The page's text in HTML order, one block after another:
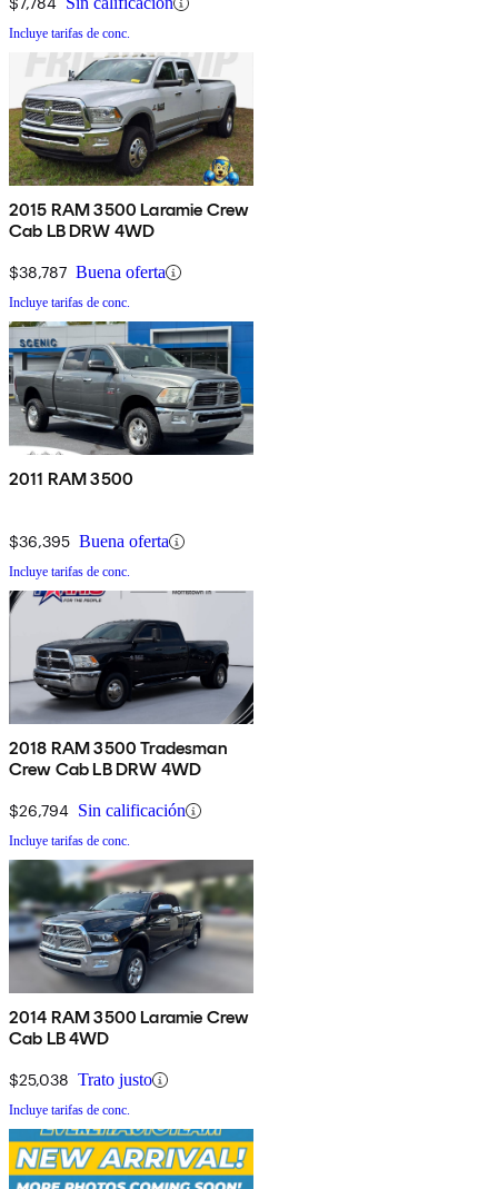
Incluye tarifas de conc.
2015 RAM 3500 Laramie Crew
Cab LB DRW 4WD
$38,787 Buena oferta
Incluye tarifas de conc.
2011 RAM 3500
$36,395 Buena oferta
Incluye tarifas de conc.
2018 RAM 3500 Tradesman
Crew Cab LB DRW 4WD
$26,794 Sin calificación
Incluye tarifas de conc.
2014 RAM 3500 Laramie Crew
Cab LB 4WD
$25,038 Trato justo
Incluye tarifas de conc.